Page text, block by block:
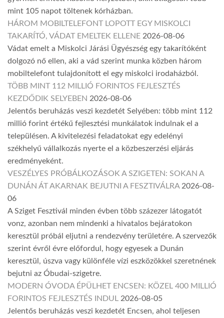
mint 105 napot töltenek kórházban.
HÁROM MOBILTELEFONT LOPOTT EGY MISKOLCI
TAKARÍTÓ, VÁDAT EMELTEK ELLENE 2026-08-06
Vádat emelt a Miskolci Járási Ügyészség egy takarítóként
dolgozó nő ellen, aki a vád szerint munka közben három
mobiltelefont tulajdonított el egy miskolci irodaházból.
TÖBB MINT 112 MILLIÓ FORINTOS FEJLESZTÉS
KEZDŐDIK SELYEBEN 2026-08-06
Jelentős beruházás veszi kezdetét Selyében: több mint 112
millió forint értékű fejlesztési munkálatok indulnak el a
településen. A kivitelezési feladatokat egy edelényi
székhelyű vállalkozás nyerte el a közbeszerzési eljárás
eredményeként.
VESZÉLYES PRÓBÁLKOZÁSOK A SZIGETEN: SOKAN A
DUNÁN ÁT AKARNAK BEJUTNI A FESZTIVÁLRA 2026-08-
06
A Sziget Fesztivál minden évben több százezer látogatót
vonz, azonban nem mindenki a hivatalos bejáratokon
keresztül próbál eljutni a rendezvény területére. A szervezők
szerint évről évre előfordul, hogy egyesek a Dunán
keresztül, úszva vagy különféle vízi eszközökkel szeretnének
bejutni az Óbudai-szigetre.
MODERN ÓVODA ÉPÜLHET ENCSEN: KÖZEL 400 MILLIÓ
FORINTOS FEJLESZTÉS INDUL 2026-08-05
Jelentős beruházás veszi kezdetét Encsen, ahol teljesen